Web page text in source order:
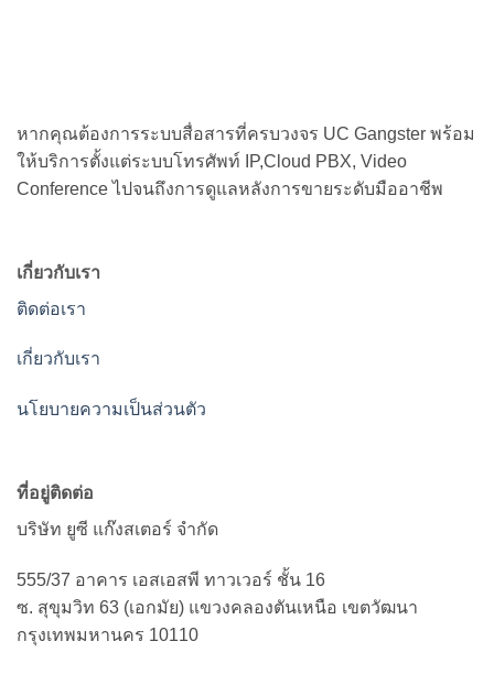
หากคุณต้องการระบบสื่อสารที่ครบวงจร UC Gangster พร้อม
ให้บริการตั้งแต่ระบบโทรศัพท์ IP,Cloud PBX, Video
Conference ไปจนถึงการดูแลหลังการขายระดับมืออาชีพ
เกี่ยวกับเรา
ติดต่อเรา
เกี่ยวกับเรา
นโยบายความเป็นส่วนตัว
ที่อยู่ติดต่อ
บริษัท ยูซี แก๊งสเตอร์ จำกัด
555/37 อาคาร เอสเอสพี ทาวเวอร์ ชั้น 16
ซ. สุขุมวิท 63 (เอกมัย) แขวงคลองตันเหนือ เขตวัฒนา
กรุงเทพมหานคร 10110